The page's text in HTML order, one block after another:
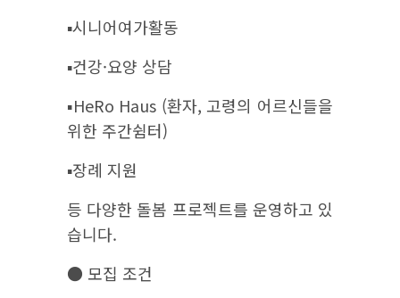
▪︎시니어여가활동
▪︎건강·요양 상담
▪︎HeRo Haus (환자, 고령의 어르신들을
위한 주간쉼터)
▪︎장례 지원
등 다양한 돌봄 프로젝트를 운영하고 있
습니다.
● 모집 조건